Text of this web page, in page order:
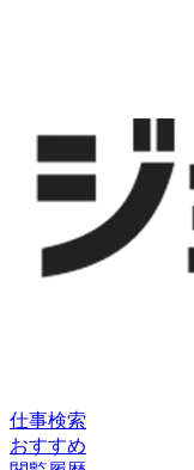
仕事検索
おすすめ